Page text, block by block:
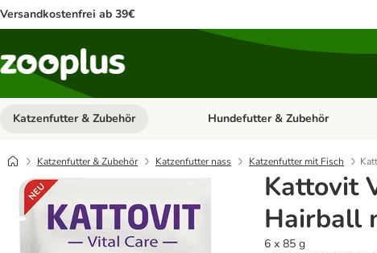
Versandkostenfrei ab 39€
Katzenfutter & Zubehör Kategorie-Menü öffnen:
Hundefutter & Zubehör
Katzenfutter & Zubehör Katzenfutter nass Katzenfutter mit Fisch
Kattovit
Hairball
6 x 85 g